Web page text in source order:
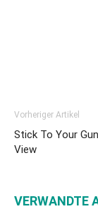
Vorheriger Artikel
Stick To Your
View
VERWANDTE